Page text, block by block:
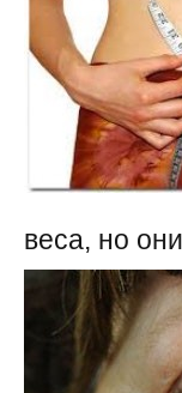
веса, но